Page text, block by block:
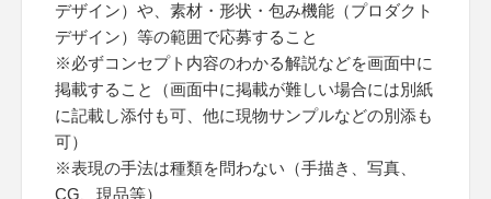
デザイン）や、素材・形状・包み機能（プロダクト
デザイン）等の範囲で応募すること
※必ずコンセプト内容のわかる解説などを画面中に
掲載すること（画面中に掲載が難しい場合には別紙
に記載し添付も可、他に現物サンプルなどの別添も
可）
※表現の手法は種類を問わない（手描き、写真、
CG、現品等）